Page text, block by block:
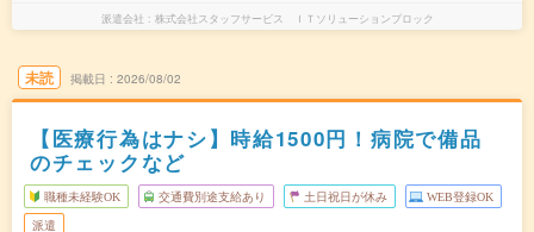
派遣会社 株式会社スタッフサービス ＩＴソリューションブロック
未読 掲載日 2026/08/02
【医療行為はナシ】時給1500円！病院で備品
のチェックなど
職種未経験OK 交通費別途支給あり 土日祝日が休み WEB登録OK
派遣